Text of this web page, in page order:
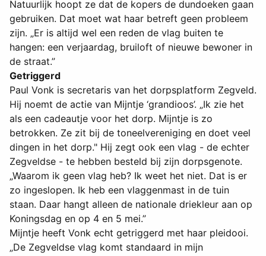
Natuurlijk hoopt ze dat de kopers de dundoeken gaan
gebruiken. Dat moet wat haar betreft geen probleem
zijn. „Er is altijd wel een reden de vlag buiten te
hangen: een verjaardag, bruiloft of nieuwe bewoner in
de straat.”
Getriggerd
Paul Vonk is secretaris van het dorpsplatform Zegveld.
Hij noemt de actie van Mijntje ‘grandioos’. „Ik zie het
als een cadeautje voor het dorp. Mijntje is zo
betrokken. Ze zit bij de toneelvereniging en doet veel
dingen in het dorp." Hij zegt ook een vlag - de echter
Zegveldse - te hebben besteld bij zijn dorpsgenote.
„Waarom ik geen vlag heb? Ik weet het niet. Dat is er
zo ingeslopen. Ik heb een vlaggenmast in de tuin
staan. Daar hangt alleen de nationale driekleur aan op
Koningsdag en op 4 en 5 mei.”
Mijntje heeft Vonk echt getriggerd met haar pleidooi.
„De Zegveldse vlag komt standaard in mijn